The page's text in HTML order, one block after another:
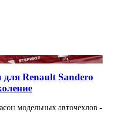
Renault Sandero
модельных авточехлов -